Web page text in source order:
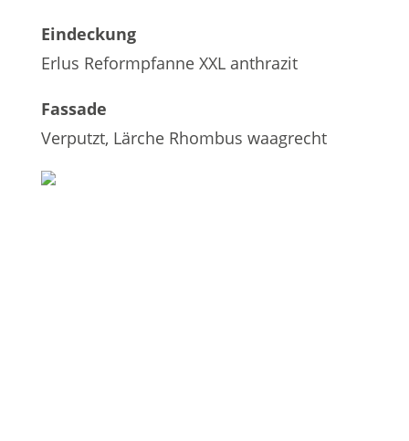
Eindeckung
Erlus Reformpfanne XXL anthrazit
Fassade
Verputzt, Lärche Rhombus waagrecht